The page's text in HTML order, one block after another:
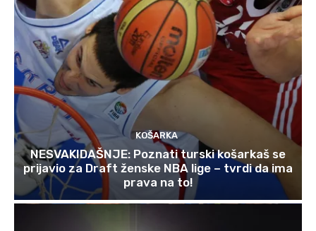
KOŠARKA
NESVAKIDAŠNJE: Poznati turski košarkaš se
prijavio za Draft ženske NBA lige – tvrdi da ima
prava na to!